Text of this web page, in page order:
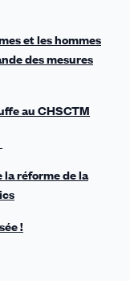
et les hommes
des mesures
au CHSCTM
réforme de la
!